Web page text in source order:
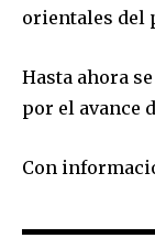
orientales del
Hasta ahora
por el avance
Con